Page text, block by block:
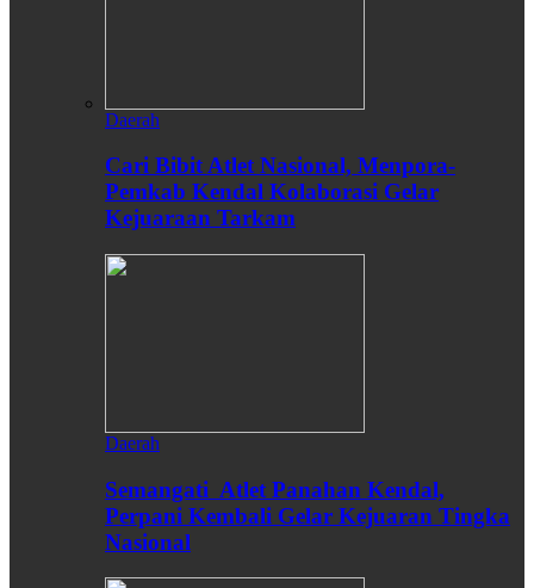
Daerah
Cari Bibit Atlet Nasional, Menpora-
Pemkab Kendal Kolaborasi Gelar
Kejuaraan Tarkam
Daerah
Semangati Atlet Panahan Kendal,
Perpani Kembali Gelar Kejuaran Tingka
Nasional